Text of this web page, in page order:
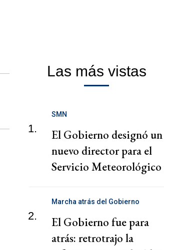
Las más vistas
1.
SMN
El Gobierno designó un
nuevo director para el
Servicio Meteorológico
2.
Marcha atrás del Gobierno
El Gobierno fue para
atrás: retrotrajo la